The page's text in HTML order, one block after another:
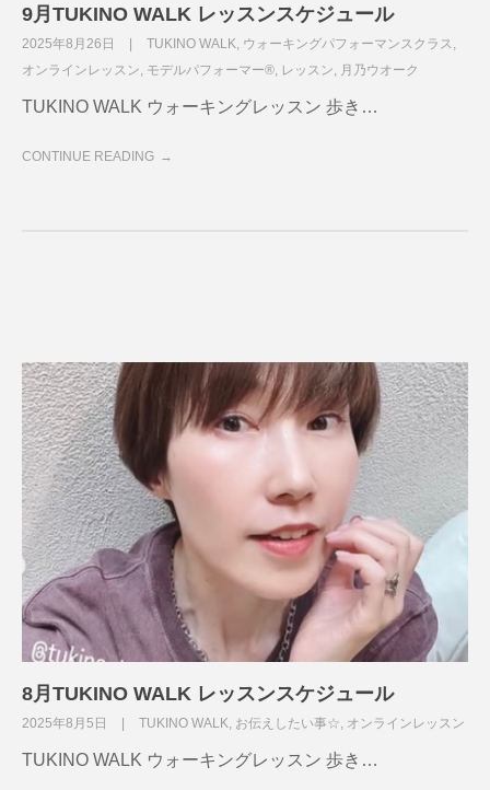
9月TUKINO WALK レッスンスケジュール
2025年8月26日 TUKINO WALK ウォーキングパフォーマンスクラス
オンラインレッスン モデルパフォーマー® レッスン 月乃ウオーク
TUKINO WALK ウォーキングレッスン 歩き…
CONTINUE READING
8月TUKINO WALK レッスンスケジュール
2025年8月5日 TUKINO WALK お伝えしたい事☆ オンラインレッスン
TUKINO WALK ウォーキングレッスン 歩き…